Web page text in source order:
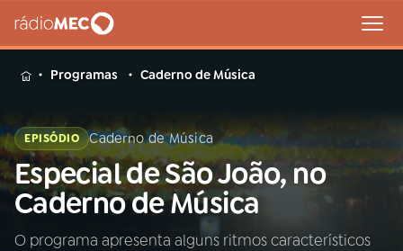
MENU
Buscar
na
Rádio
MEC
Buscar
Programas Caderno de Música
EPISÓDIO Caderno de Música
Especial de São João, no
Caderno de Música
O programa apresenta alguns ritmos característicos